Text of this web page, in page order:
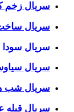
سریال زخم
سریال ساخت
سریال سودا
سریال
سریال شب
سریال قبله